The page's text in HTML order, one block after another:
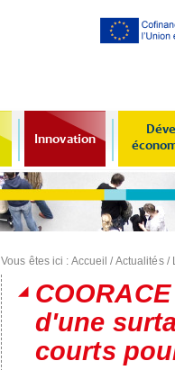
Innovation
Vous êtes ici : Accueil /Actualités/
d'une
courts